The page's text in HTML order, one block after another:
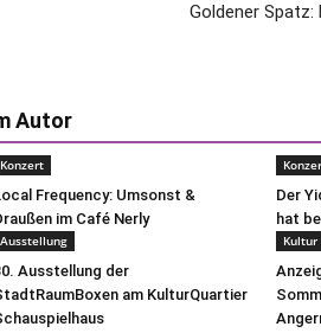
Goldener Spatz:
Autor
Konzert
Frequency: Umsonst &
im Café Nerly
Der
hat
Ausstellung
Ausstellung der
am KulturQuartier
Kultur